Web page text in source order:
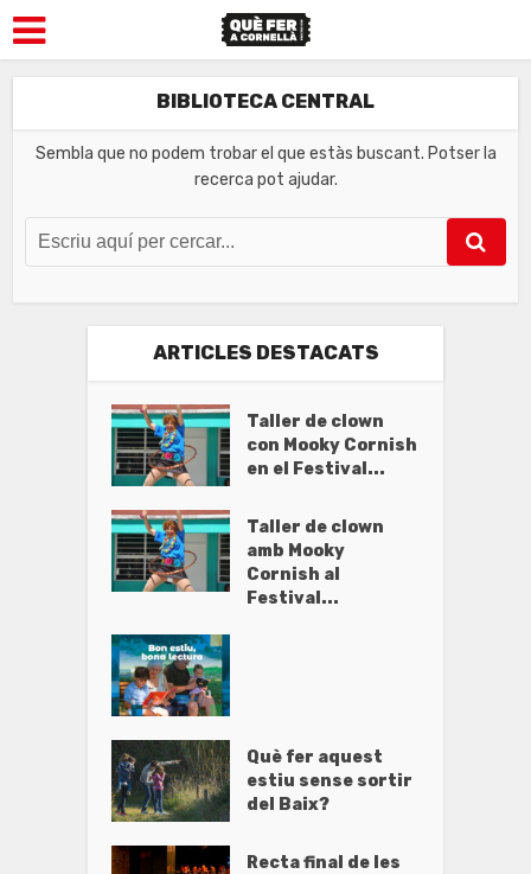
BIBLIOTECA CENTRAL
Sembla que no podem trobar el que estàs buscant. Potser la
recerca pot ajudar.
ARTICLES DESTACATS
Taller de clown
con Mooky Cornish
en el Festival...
Taller de clown
amb Mooky
Cornish al
Festival...
Què fer aquest
estiu sense sortir
del Baix?
Recta final de les